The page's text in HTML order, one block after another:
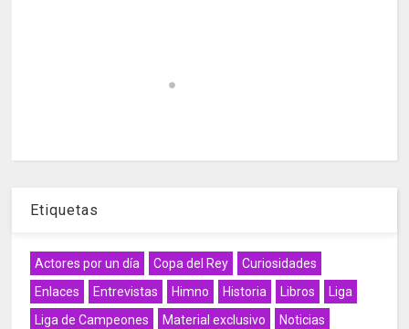
Etiquetas
Actores por un día Copa del Rey
Curiosidades
Enlaces
Entrevistas Himno Historia Libros
Liga
Liga de Campeones
Material exclusivo
Noticias